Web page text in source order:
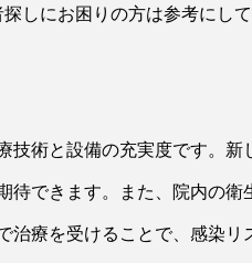
しにお困りの方は参考にして
技術と設備の充実度です。新
待できます。また、院内の衛
療を受けることで、感染リ